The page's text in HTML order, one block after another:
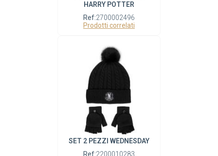
HARRY POTTER
Ref:2700002496
Prodotti correlati
SET 2 PEZZI WEDNESDAY
Ref:2200010283